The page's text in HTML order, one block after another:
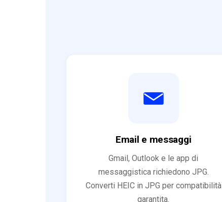
Email e messaggi
Gmail, Outlook e le app di
messaggistica richiedono JPG.
Converti HEIC in JPG per compatibilità
garantita.